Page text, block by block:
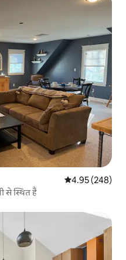
औसत रेटिंग 5 में से
4.95 (248)
से स्थित है